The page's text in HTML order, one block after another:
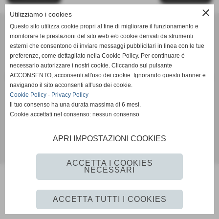
Unione Sportiva Dilettantistica ORATORIO SAN MICHELE
via Mulini, 6 - 25039 Travagliato (Brescia)
n. Registro Nazionale C.O.N.I. Associazioni Sportive - F.I.G.C. 46398 -
F.I.P.A.V. 46399
P.I. 03113970176 C.F 03113970176
PALLACANESTRO e PALLAVOLO c/o Palasport Comunale - via IV Novembre
- 25039 Travagliato (Brescia)
Tel. 030/6864168 Segreteria Oratorio San Michele Fax 030/6864168
Realizzazione siti web www.sitoper.it
close
Utilizziamo i cookies
Questo sito utilizza cookie propri al fine di migliorare il funzionamento e
monitorare le prestazioni del sito web e/o cookie derivati da strumenti
esterni che consentono di inviare messaggi pubblicitari in linea con le tue
preferenze, come dettagliato nella Cookie Policy. Per continuare è
necessario autorizzare i nostri cookie. Cliccando sul pulsante
ACCONSENTO, acconsenti all'uso dei cookie. Ignorando questo banner e
navigando il sito acconsenti all'uso dei cookie.
Cookie Policy - Privacy Policy
Il tuo consenso ha una durata massima di 6 mesi.
Cookie accettati nel consenso: nessun consenso
APRI IMPOSTAZIONI COOKIES
ACCETTA I COOKIES
NECESSARI
ACCETTA TUTTI I COOKIES